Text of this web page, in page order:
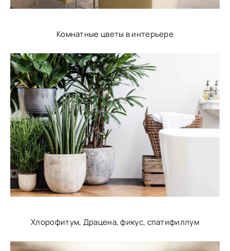
Комнатные цветы в интерьере
Хлорофитум, Драцена, фикус, спатифиллум